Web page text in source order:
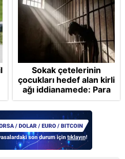
Sokak çetelerinin
çocukları hedef alan kirli
ağı iddianamede: Para
vaat ettiler oyunlardan
talimat verdiler